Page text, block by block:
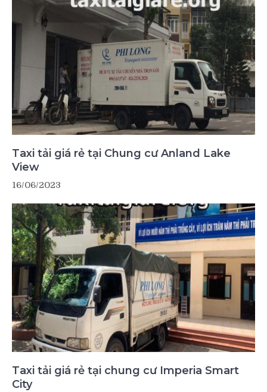
Taxi tải giá rẻ tại Chung cư Anland Lake
View
16/06/2023
Taxi tải giá rẻ tại chung cư Imperia Smart
City